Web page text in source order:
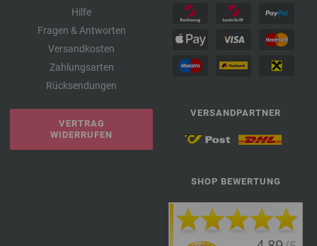
Hilfe
Fragen & Antworten
Versandkosten
Zahlungsarten
Rücksendungen
VERTRAG
WIDERRUFEN
VERSANDPARTNER
SHOP BEWERTUNG